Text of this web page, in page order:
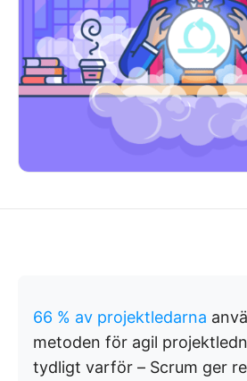
66 % av projektledarna
metoden för agil
tydligt varför – Scrum ger